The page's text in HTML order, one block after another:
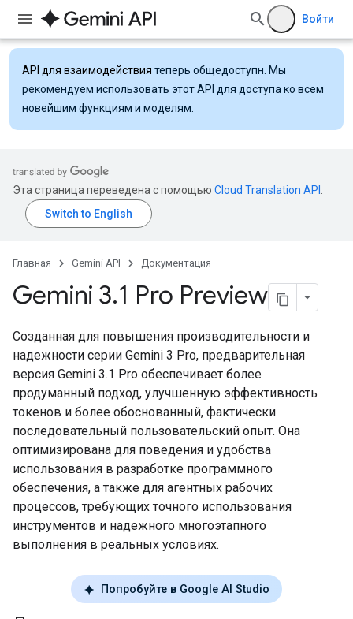
Войти
API для взаимодействия теперь общедоступн. Мы
рекомендуем использовать этот API для доступа ко всем
новейшим функциям и моделям.
Эта страница переведена с помощью Cloud Translation API
Главная Gemini API Документация
Gemini 3.1 Pro Preview
Созданная для повышения производительности и
надежности серии Gemini 3 Pro, предварительная
версия Gemini 3.1 Pro обеспечивает более
продуманный подход, улучшенную эффективность
токенов и более обоснованный, фактически
последовательный пользовательский опыт. Она
оптимизирована для поведения и удобства
использования в разработке программного
обеспечения, а также для агентных рабочих
процессов, требующих точного использования
инструментов и надежного многоэтапного
выполнения в реальных условиях.
Попробуйте в Google AI Studio